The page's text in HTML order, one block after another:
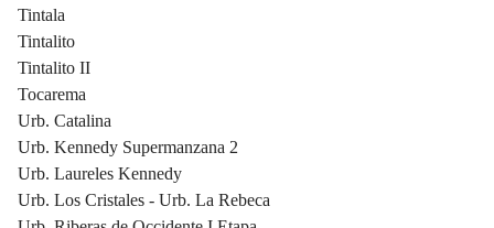
Tintala
Tintalito
Tintalito II
Tocarema
Urb. Catalina
Urb. Kennedy Supermanzana 2
Urb. Laureles Kennedy
Urb. Los Cristales - Urb. La Rebeca